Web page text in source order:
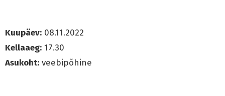
Kuupäev: 08.11.2022
Kellaaeg: 17.30
Asukoht: veebipõhine